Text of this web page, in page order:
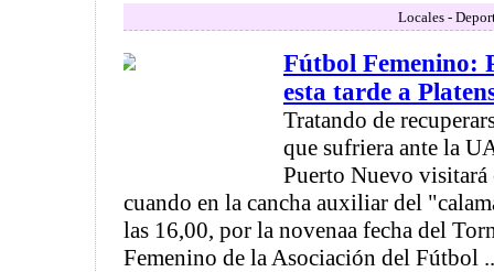
Locales -
Fútbol Femenino:
esta tarde a
Tratando de
que sufriera ante la
Puerto Nuevo visitará
cuando en la cancha auxiliar del
las 16,00, por la novenaa fecha del
Femenino de la Asociación del Fútbol